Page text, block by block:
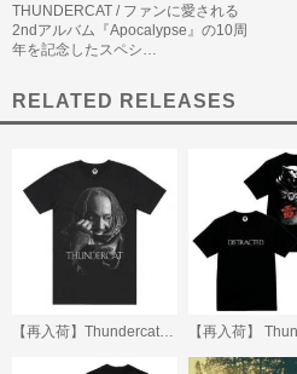
THUNDERCAT / ファンに愛される
2ndアルバム『Apocalypse』の10周
年を記念したスペシ…
RELATED RELEASES